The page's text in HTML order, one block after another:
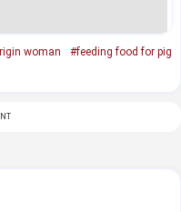
woman
#feeding food for pig